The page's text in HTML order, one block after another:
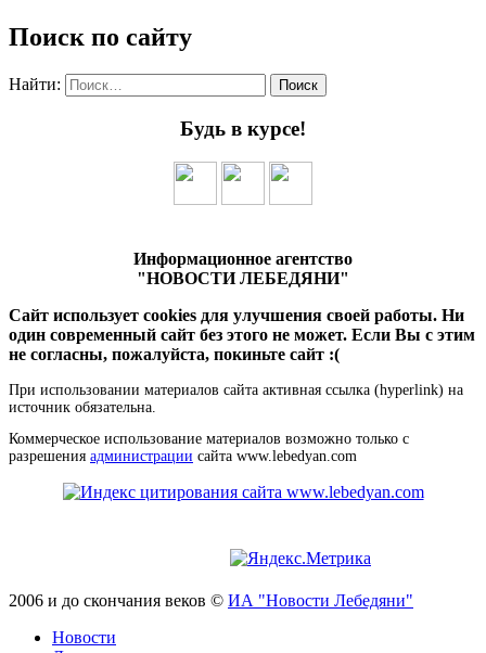
Поиск по сайту
Найти:
Будь в курсе!
Информационное агентство
"НОВОСТИ ЛЕБЕДЯНИ"
Сайт использует cookies для улучшения своей работы. Ни
один современный сайт без этого не может. Если Вы с этим
не согласны, пожалуйста, покиньте сайт :(
При использовании материалов сайта активная ссылка (hyperlink) на
источник обязательна.
Коммерческое использование материалов возможно только с
разрешения администрации сайта www.lebedyan.com
2006 и до скончания веков © ИА "Новости Лебедяни"
Новости